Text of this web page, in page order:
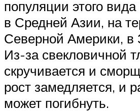
популяции этого
в Средней Азии, на
Северной Америки, в
Из-за свекловичной
скручивается и
рост замедляется, и
может погибнуть.